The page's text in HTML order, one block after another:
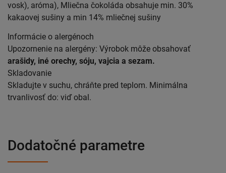
vosk), aróma), Mliečna čokoláda obsahuje min. 30%
kakaovej sušiny a min 14% mliečnej sušiny
Informácie o alergénoch
Upozornenie na alergény: Výrobok môže obsahovať
arašidy, iné orechy, sóju, vajcia a sezam.
Skladovanie
Skladujte v suchu, chráňte pred teplom. Minimálna
trvanlivosť do: viď obal.
Dodatočné parametre